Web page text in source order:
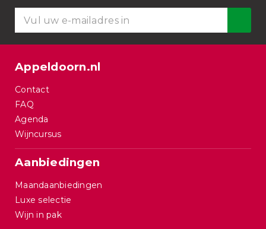
Appeldoorn.nl
Contact
FAQ
Agenda
Wijncursus
Aanbiedingen
Maandaanbiedingen
Luxe selectie
Wijn in pak